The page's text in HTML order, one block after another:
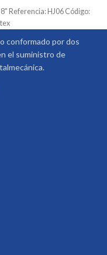
Referencia: HJ06 Código:
conformado por dos
el suministro de